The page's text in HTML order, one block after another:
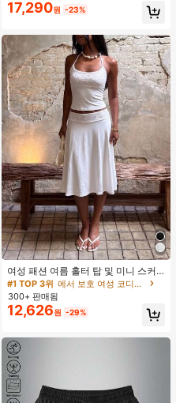
거의 매진!
17,290원 -23%
여성 패션 여름 홀터 탑 및 미니 스커
트 세트, 저녁 데이트, 연회, 파티에 적
합, 화이트 우아한, 데이트 나이트
#1 TOP 3위
에서 보호 여성 코디네이터
300+ 판매됨
12,626원 -29%